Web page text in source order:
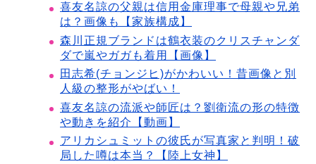
喜友名諒の父親は信用金庫理事で母親や兄弟
は？画像も【家族構成】
森川正規ブランドは鶴衣装のクリスチャンダ
ダで嵐やガガも着用【画像】
田志希(チョンジヒ)がかわいい！昔画像と別
人級の整形がやばい！
喜友名諒の流派や師匠は？劉衛流の形の特徴
や動きを紹介【動画】
アリカシュミットの彼氏が写真家と判明！破
局した噂は本当？【陸上女神】